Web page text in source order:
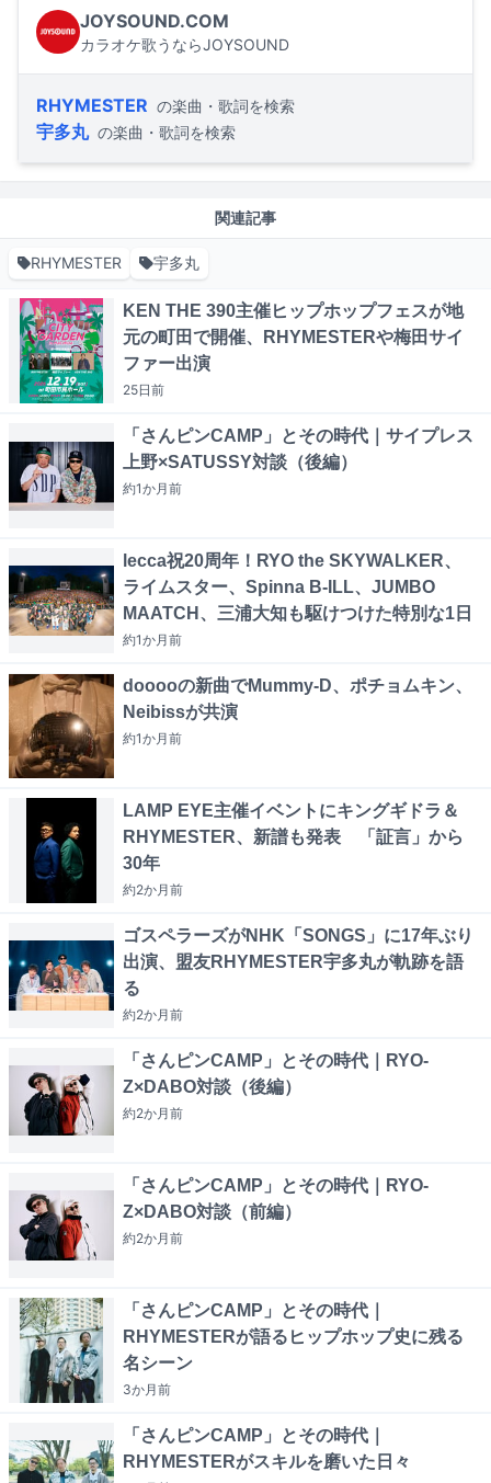
JOYSOUND.COM
カラオケ歌うならJOYSOUND
RHYMESTER の楽曲・歌詞を検索
宇多丸 の楽曲・歌詞を検索
関連記事
RHYMESTER 宇多丸
KEN THE 390主催ヒップホップフェスが地
元の町田で開催、RHYMESTERや梅田サイ
ファー出演
25日前
「さんピンCAMP」とその時代｜サイプレス
上野×SATUSSY対談（後編）
約1か月前
lecca祝20周年！RYO the SKYWALKER、
ライムスター、Spinna B-ILL、JUMBO
MAATCH、三浦大知も駆けつけた特別な1日
約1か月前
dooooの新曲でMummy-D、ポチョムキン、
Neibissが共演
約1か月前
LAMP EYE主催イベントにキングギドラ＆
RHYMESTER、新譜も発表 「証言」から
30年
約2か月前
ゴスペラーズがNHK「SONGS」に17年ぶり
出演、盟友RHYMESTER宇多丸が軌跡を語
る
約2か月前
「さんピンCAMP」とその時代｜RYO-
Z×DABO対談（後編）
約2か月前
「さんピンCAMP」とその時代｜RYO-
Z×DABO対談（前編）
約2か月前
「さんピンCAMP」とその時代｜
RHYMESTERが語るヒップホップ史に残る
名シーン
3か月前
「さんピンCAMP」とその時代｜
RHYMESTERがスキルを磨いた日々